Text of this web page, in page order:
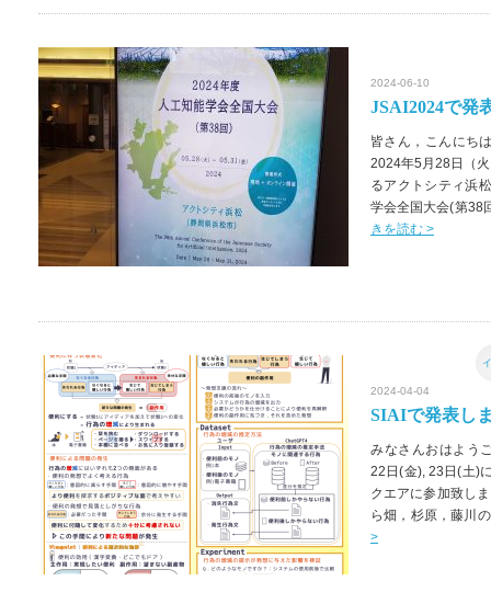
2024-06-10
JSAI2024で発
皆さん，こんにち
2024年5月28日（
るアクトシティ浜
学会全国大会(第38
きを読む >
2024-04-04
SIAIで発表し
みなさんおはよう
22日(金), 23日(土)
クエアに参加致し
ら畑，杉原，藤川
>